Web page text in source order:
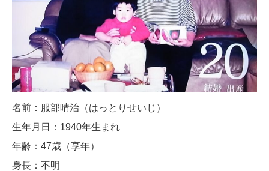
名前：服部晴治（はっとりせいじ）
生年月日：1940年生まれ
年齢：47歳（享年）
身長：不明